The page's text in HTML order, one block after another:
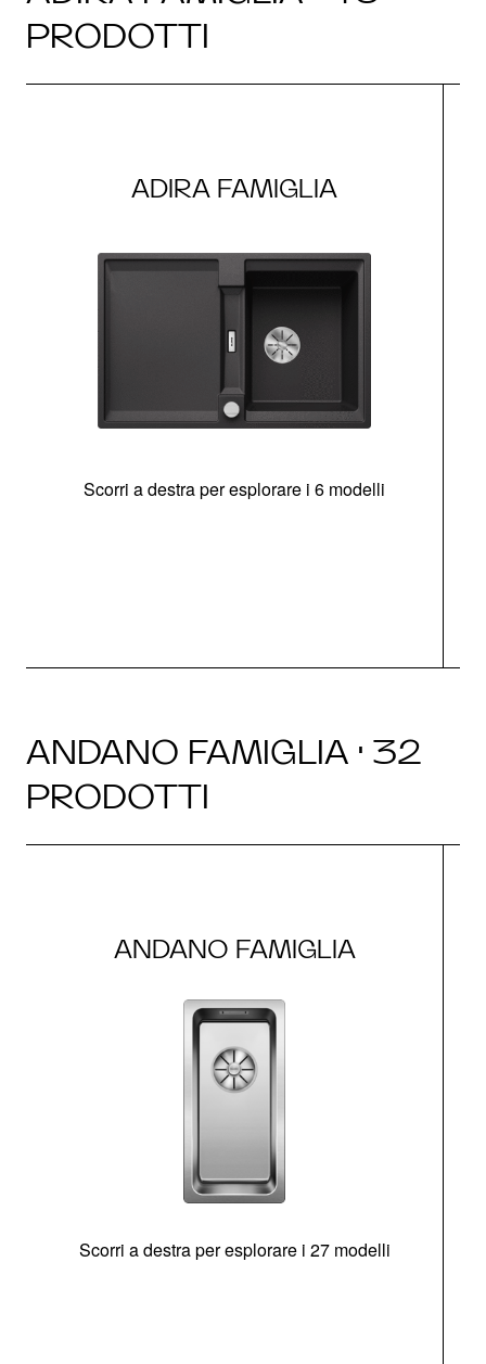
PRODOTTI
ADIRA FAMIGLIA
Scorri a destra per esplorare i 6 modelli
ANDANO FAMIGLIA · 32
PRODOTTI
ANDANO FAMIGLIA
Scorri a destra per esplorare i 27 modelli